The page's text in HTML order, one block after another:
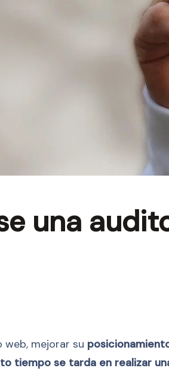
una
mejorar su
tiempo se tarda en realizar